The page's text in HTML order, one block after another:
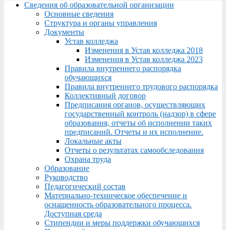
Menu
Сведения об образовательной организации
Основные сведения
Структура и органы управления
Документы
Устав колледжа
Изменения в Устав колледжа 2018
Изменения в Устав колледжа 2023
Правила внутреннего распорядка
обучающихся
Правила внутреннего трудового распорядка
Коллективный договор
Предписания органов, осуществляющих
государственный контроль (надзор) в сфере
образования, отчеты об исполнении таких
предписаний. Отчеты и их исполнение.
Локальные акты
Отчеты о результатах самообследования
Охрана труда
Образование
Руководство
Педагогический состав
Материально-техническое обеспечение и
оснащенность образовательного процесса.
Доступная среда
Стипендии и меры поддержки обучающихся